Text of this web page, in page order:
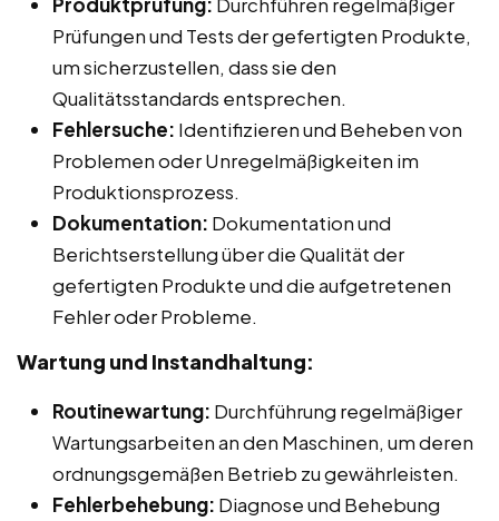
Prüfungen und Tests der gefertigten Produkte,
um sicherzustellen, dass sie den
Qualitätsstandards entsprechen.
Fehlersuche: Identifizieren und Beheben von
Problemen oder Unregelmäßigkeiten im
Produktionsprozess.
Dokumentation: Dokumentation und
Berichtserstellung über die Qualität der
gefertigten Produkte und die aufgetretenen
Fehler oder Probleme.
Wartung und Instandhaltung:
Routinewartung: Durchführung regelmäßiger
Wartungsarbeiten an den Maschinen, um deren
ordnungsgemäßen Betrieb zu gewährleisten.
Fehlerbehebung: Diagnose und Behebung